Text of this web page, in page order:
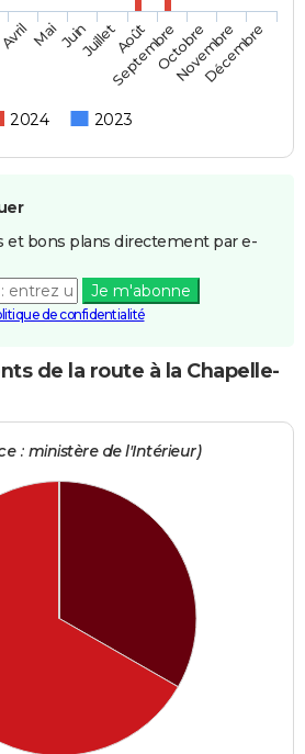
2024 2023
AvrilMaiJuinJuilletAoût
SeptembreOctobre
Novembre
Décembre
et bons plans directement par e-
Je m'abonne
de confidentialité
de la route à la Chapelle-
: ministère de l'Intérieur)